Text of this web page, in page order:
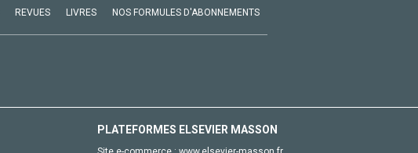
REVUES LIVRES NOS FORMULES D'ABONNEMENTS
PLATEFORMES ELSEVIER MASSON